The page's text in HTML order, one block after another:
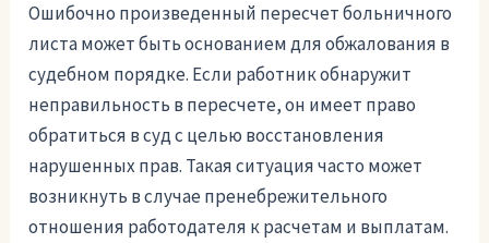
Ошибочно произведенный пересчет больничного
листа может быть основанием для обжалования в
судебном порядке. Если работник обнаружит
неправильность в пересчете, он имеет право
обратиться в суд с целью восстановления
нарушенных прав. Такая ситуация часто может
возникнуть в случае пренебрежительного
отношения работодателя к расчетам и выплатам.